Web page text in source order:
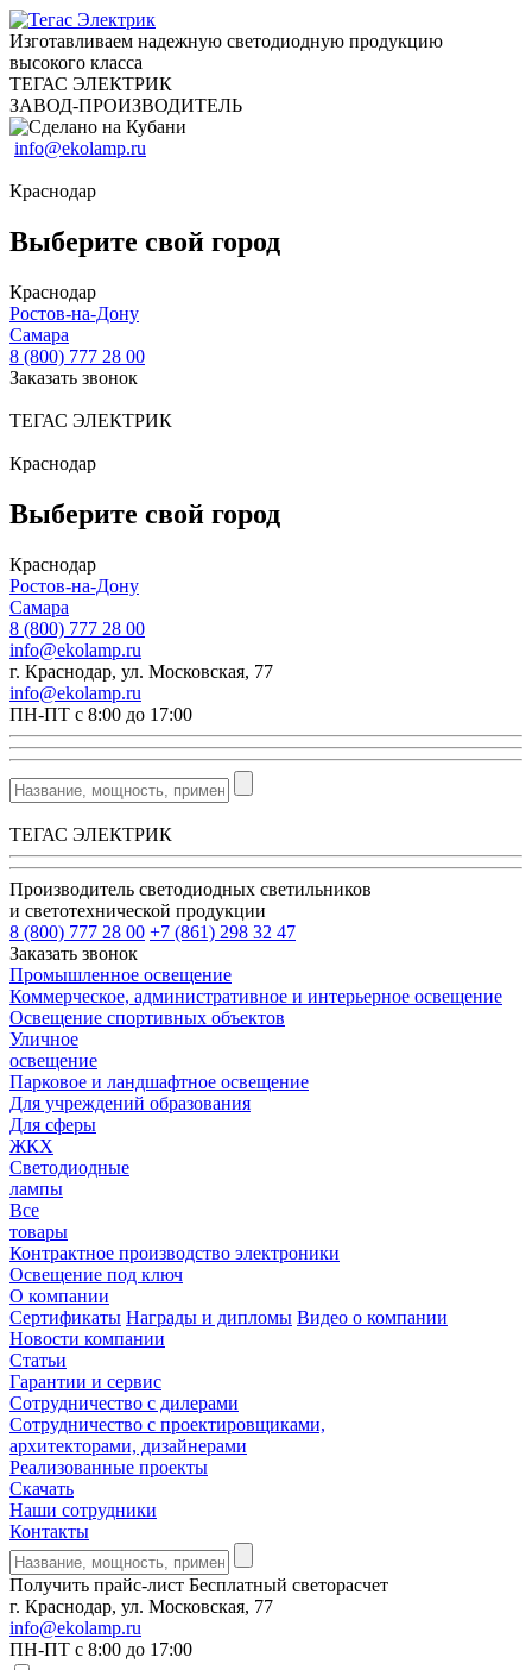
Изготавливаем надежную светодиодную продукцию
высокого класса
ТЕГАС ЭЛЕКТРИК
ЗАВОД-ПРОИЗВОДИТЕЛЬ
info@ekolamp.ru
Краснодар
Выберите свой город
Краснодар
Ростов-на-Дону
Самара
8 (800) 777 28 00
Заказать звонок
ТЕГАС ЭЛЕКТРИК
Краснодар
Выберите свой город
Краснодар
Ростов-на-Дону
Самара
8 (800) 777 28 00
info@ekolamp.ru
г. Краснодар, ул. Московская, 77
info@ekolamp.ru
ПН-ПТ с 8:00 до 17:00
ТЕГАС ЭЛЕКТРИК
Производитель светодиодных светильников
и светотехнической продукции
8 (800) 777 28 00 +7 (861) 298 32 47
Заказать звонок
Промышленное освещение
Коммерческое, административное и интерьерное освещение
Освещение спортивных объектов
Уличное
освещение
Парковое и ландшафтное освещение
Для учреждений образования
Для сферы
ЖКХ
Светодиодные
лампы
Все
товары
Контрактное производство электроники
Освещение под ключ
О компании
Сертификаты Награды и дипломы Видео о компании
Новости компании
Статьи
Гарантии и сервис
Сотрудничество с дилерами
Сотрудничество с проектировщиками,
архитекторами, дизайнерами
Реализованные проекты
Скачать
Наши сотрудники
Контакты
Получить прайс-лист Бесплатный светорасчет
г. Краснодар, ул. Московская, 77
info@ekolamp.ru
ПН-ПТ с 8:00 до 17:00